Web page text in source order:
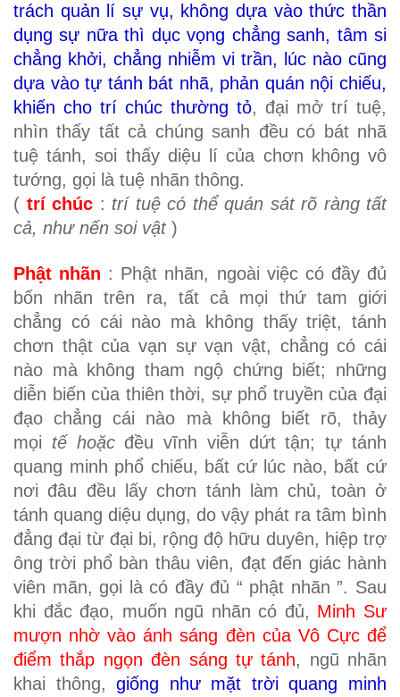
trách quản lí sự vụ, không dựa vào thức thần
dụng sự nữa thì dục vọng chẳng sanh, tâm si
chẳng khởi, chẳng nhiễm vi trần, lúc nào cũng
dựa vào tự tánh bát nhã, phản quán nội chiếu,
khiến cho trí chúc thường tỏ, đại mở trí tuệ,
nhìn thấy tất cả chúng sanh đều có bát nhã
tuệ tánh, soi thấy diệu lí của chơn không vô
tướng, gọi là tuệ nhãn thông.
( trí chúc : trí tuệ có thể quán sát rõ ràng tất
cả, như nến soi vật )
Phật nhãn : Phật nhãn, ngoài việc có đầy đủ
bốn nhãn trên ra, tất cả mọi thứ tam giới
chẳng có cái nào mà không thấy triệt, tánh
chơn thật của vạn sự vạn vật, chẳng có cái
nào mà không tham ngộ chứng biết; những
diễn biến của thiên thời, sự phổ truyền của đại
đạo chẳng cái nào mà không biết rõ, thảy
mọi tế hoặcđều vĩnh viễn dứt tận; tự tánh
quang minh phổ chiếu, bất cứ lúc nào, bất cứ
nơi đâu đều lấy chơn tánh làm chủ, toàn ở
tánh quang diệu dụng, do vậy phát ra tâm bình
đẳng đại từ đại bi, rộng độ hữu duyên, hiệp trợ
ông trời phổ bàn thâu viên, đạt đến giác hành
viên mãn, gọi là có đầy đủ “ phật nhãn ”. Sau
khi đắc đạo, muốn ngũ nhãn có đủ, Minh Sư
mượn nhờ vào ánh sáng đèn của Vô Cực để
điểm thắp ngọn đèn sáng tự tánh, ngũ nhãn
khai thông,giống như mặt trời quang minh